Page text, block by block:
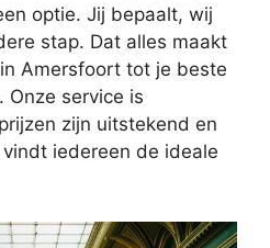
optie. Jij bepaalt, wij
stap. Dat alles maakt
Amersfoort tot je beste
Onze service is
zijn uitstekend en
iedereen de ideale